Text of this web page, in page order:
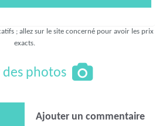
; allez sur le site concerné pour avoir les prix
exacts.
photos
Ajouter un commentaire